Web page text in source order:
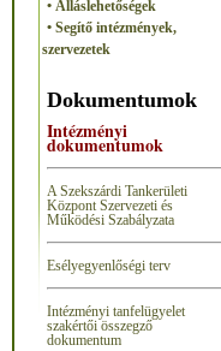
• Álláslehetőségek
• Segítő intézmények,
szervezetek
Dokumentumok
Intézményi
dokumentumok
A Szekszárdi Tankerületi
Központ Szervezeti és
Működési Szabályzata
Esélyegyenlőségi terv
Intézményi tanfelügyelet
szakértői összegző
dokumentum